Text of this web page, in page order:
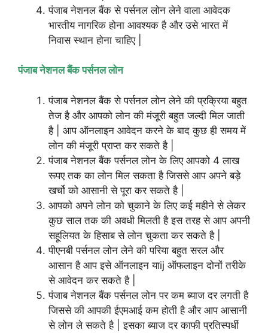
पंजाब नेशनल बैंक से पर्सनल लोन लेने वाला आवेदक
भारतीय नागरिक होना आवश्यक है और उसे भारत में
निवास स्थान होना चाहिए |
पंजाब नेशनल बैंक पर्सनल लोन
पंजाब नेशनल बैंक से पर्सनल लोन लेने की प्रक्रिया बहुत
तेज है और आपको लोन की मंजूरी बहुत जल्दी मिल जाती
है | आप ऑनलाइन आवेदन करने के बाद कुछ ही समय में
लोन की मंजूरी प्राप्त कर सकते है |
पंजाब नेशनल बैंक पर्सनल लोन के लिए आपको 4 लाख
रूपए तक का लोन मिल सकता है जिससे आप अपने बड़े
खर्चो को आसानी से पूरा कर सकते है |
आपको अपने लोन को चुकाने के लिए कई महीने से लेकर
कुछ साल तक की अवधी मिलती है इस तरह से आप अपनी
सहूलियत के हिसाब से लोन चुकता कर सकते है |
पीएनबी पर्सनल लोन लेने की परिया बहुत सरल और
आसान है आप इसे ऑनलाइन याij ऑफलाइन दोनों तरीके
से आवेदन कर सकते है |
पंजाब नेशनल बैंक पर्सनल लोन पर कम ब्याज दर लगती है
जिससे की आपकी ईएमआई कम होती है और आप आसानी
से लोन ले सकते है | इसका ब्याज दर काफी प्रतिस्पर्धी